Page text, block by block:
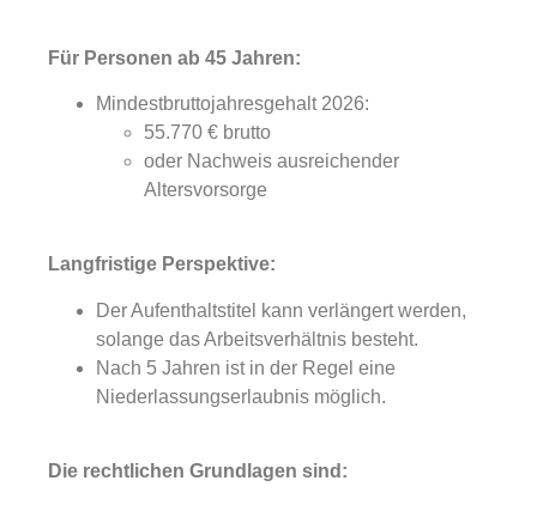
Für Personen ab 45 Jahren:
Mindestbruttojahresgehalt 2026:
55.770 € brutto
oder Nachweis ausreichender
Altersvorsorge
Langfristige Perspektive:
Der Aufenthaltstitel kann verlängert werden,
solange das Arbeitsverhältnis besteht.
Nach 5 Jahren ist in der Regel eine
Niederlassungserlaubnis möglich.
Die rechtlichen Grundlagen sind: